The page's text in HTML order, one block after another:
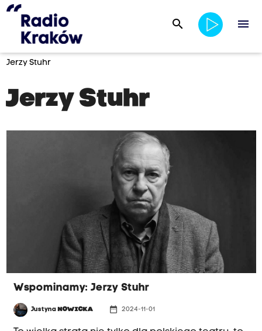
search menu
Jerzy Stuhr
Jerzy Stuhr
Wspominamy: Jerzy Stuhr
Justyna NOWICKA date_range 2024-11-01